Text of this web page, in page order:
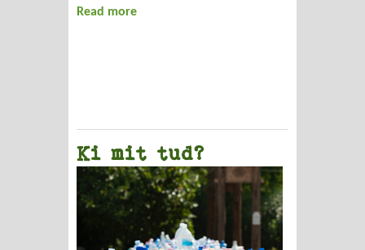
Read more
Ki mit tud?